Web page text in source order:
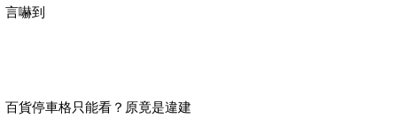
言嚇到
百貨停車格只能看？原竟是違建